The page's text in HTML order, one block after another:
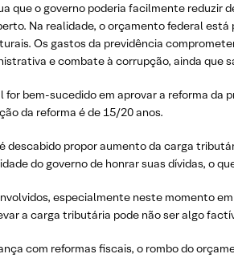
que o governo poderia facilmente reduzir
Na realidade, o orçamento federal
Os gastos da previdência
e combate à corrupção, ainda que
for bem-sucedido em aprovar a reforma da
da reforma é de 15/20 anos.
descabido propor aumento da carga
do governo de honrar suas dívidas, o
especialmente neste momento
a carga tributária pode não ser algo
com reformas fiscais, o rombo do